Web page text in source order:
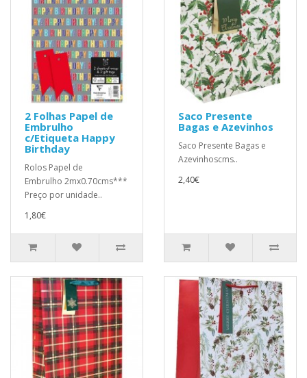
2 Folhas Papel de
Embrulho
c/Etiqueta Happy
Birthday
Rolos Papel de
Embrulho 2mx0.70cms***
Preço por unidade..
1,80€
Saco Presente
Bagas e Azevinhos
Saco Presente Bagas e
Azevinhoscms..
2,40€